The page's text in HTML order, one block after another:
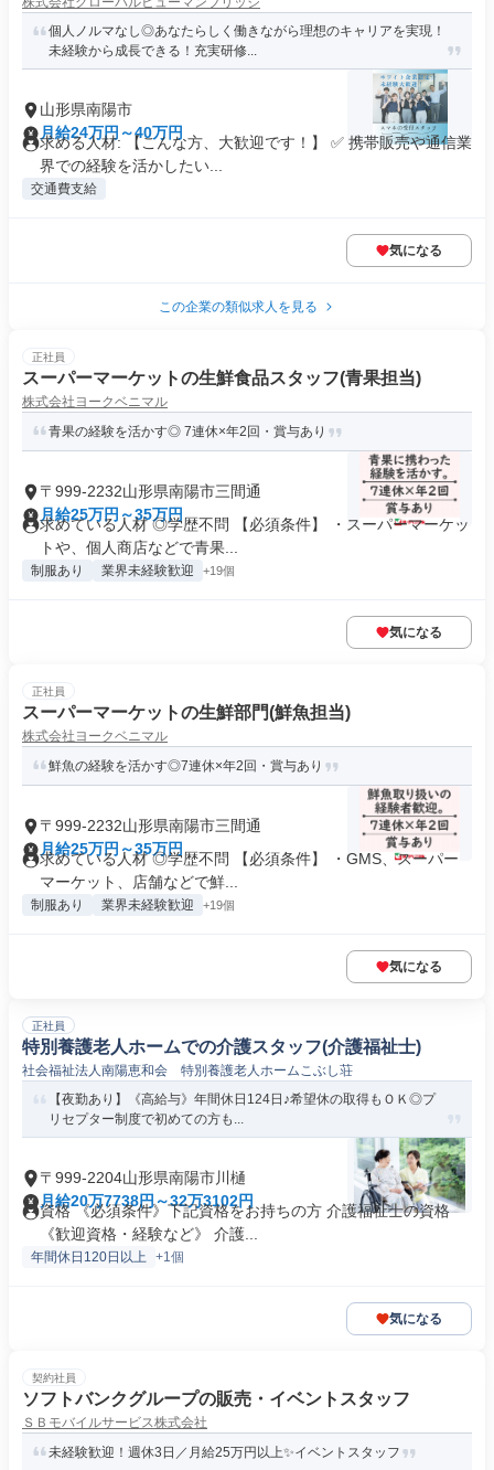
個人ノルマなし◎あなたらしく働きながら理想のキャリアを実現！
未経験から成長できる！充実研修...
山形県南陽市
月給24万円～40万円
求める人材: 【こんな方、大歓迎です！】 ✅ 携帯販売や通信業
界での経験を活かしたい...
交通費支給
気になる
この企業の類似求人を見る
正社員
スーパーマーケットの生鮮食品スタッフ(青果担当)
株式会社ヨークベニマル
青果の経験を活かす◎ 7連休×年2回・賞与あり
〒999-2232山形県南陽市三間通
月給25万円～35万円
求めている人材 ◎学歴不問 【必須条件】 ・スーパーマーケッ
トや、個人商店などで青果...
制服あり 業界未経験歓迎 +19個
気になる
正社員
スーパーマーケットの生鮮部門(鮮魚担当)
株式会社ヨークベニマル
鮮魚の経験を活かす◎7連休×年2回・賞与あり
〒999-2232山形県南陽市三間通
月給25万円～35万円
求めている人材 ◎学歴不問 【必須条件】 ・GMS、スーパー
マーケット、店舗などで鮮...
制服あり 業界未経験歓迎 +19個
気になる
正社員
特別養護老人ホームでの介護スタッフ(介護福祉士)
社会福祉法人南陽恵和会 特別養護老人ホームこぶし荘
【夜勤あり】《高給与》年間休日124日♪希望休の取得もＯＫ◎プ
リセプター制度で初めての方も...
〒999-2204山形県南陽市川樋
月給20万7738円～32万3102円
資格 《必須条件》下記資格をお持ちの方 介護福祉士の資格
《歓迎資格・経験など》 介護...
年間休日120日以上 +1個
気になる
契約社員
ソフトバンクグループの販売・イベントスタッフ
ＳＢモバイルサービス株式会社
未経験歓迎！週休3日／月給25万円以上✨イベントスタッフ